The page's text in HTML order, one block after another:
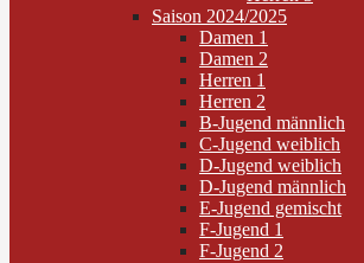
Saison 2024/2025
Damen 1
Damen 2
Herren 1
Herren 2
B-Jugend männlich
C-Jugend weiblich
D-Jugend weiblich
D-Jugend männlich
E-Jugend gemischt
F-Jugend 1
F-Jugend 2